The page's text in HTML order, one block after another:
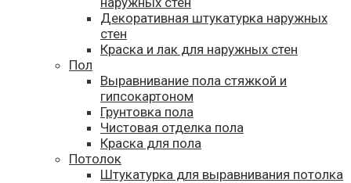
Декоративная штукатурка наружных
стен
Краска и лак для наружных стен
Пол
Выравнивание пола стяжкой и
гипсокартоном
Грунтовка пола
Чистовая отделка пола
Краска для пола
Потолок
Штукатурка для выравнивания потолка